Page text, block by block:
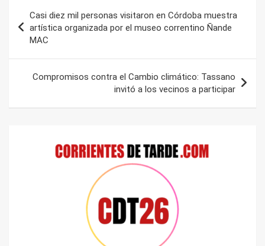
de
entradas
Casi diez mil personas visitaron en Córdoba muestra
artística organizada por el museo correntino Ñande
MAC
Compromisos contra el Cambio climático: Tassano
invitó a los vecinos a participar